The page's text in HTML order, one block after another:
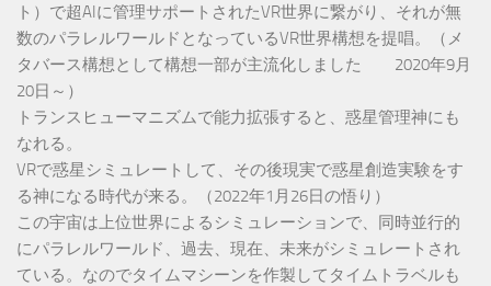
ト）で超AIに管理サポートされたVR世界に繋がり、それが無
数のパラレルワールドとなっているVR世界構想を提唱。（メ
タバース構想として構想一部が主流化しました 2020年9月
20日～）
トランスヒューマニズムで能力拡張すると、惑星管理神にも
なれる。
VRで惑星シミュレートして、その後現実で惑星創造実験をす
る神になる時代が来る。（2022年1月26日の悟り）
この宇宙は上位世界によるシミュレーションで、同時並行的
にパラレルワールド、過去、現在、未来がシミュレートされ
ている。なのでタイムマシーンを作製してタイムトラベルも